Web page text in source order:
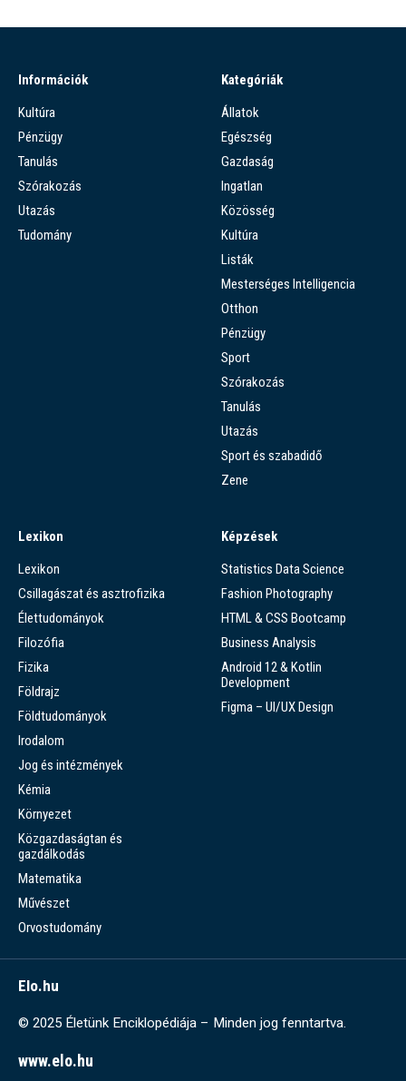
Információk
Kultúra
Pénzügy
Tanulás
Szórakozás
Utazás
Tudomány
Kategóriák
Állatok
Egészség
Gazdaság
Ingatlan
Közösség
Kultúra
Listák
Mesterséges Intelligencia
Otthon
Pénzügy
Sport
Szórakozás
Tanulás
Utazás
Sport és szabadidő
Zene
Lexikon
Lexikon
Csillagászat és asztrofizika
Élettudományok
Filozófia
Fizika
Földrajz
Földtudományok
Irodalom
Jog és intézmények
Kémia
Környezet
Közgazdaságtan és
gazdálkodás
Matematika
Művészet
Orvostudomány
Képzések
Statistics Data Science
Fashion Photography
HTML & CSS Bootcamp
Business Analysis
Android 12 & Kotlin
Development
Figma – UI/UX Design
Elo.hu
© 2025 Életünk Enciklopédiája – Minden jog fenntartva.
www.elo.hu